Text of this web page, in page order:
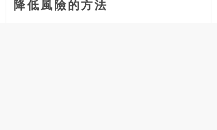
降低風險的方法